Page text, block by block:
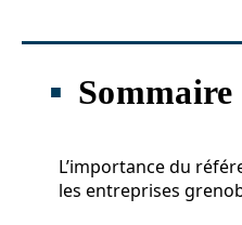
Sommaire
L’importance du
les entreprises